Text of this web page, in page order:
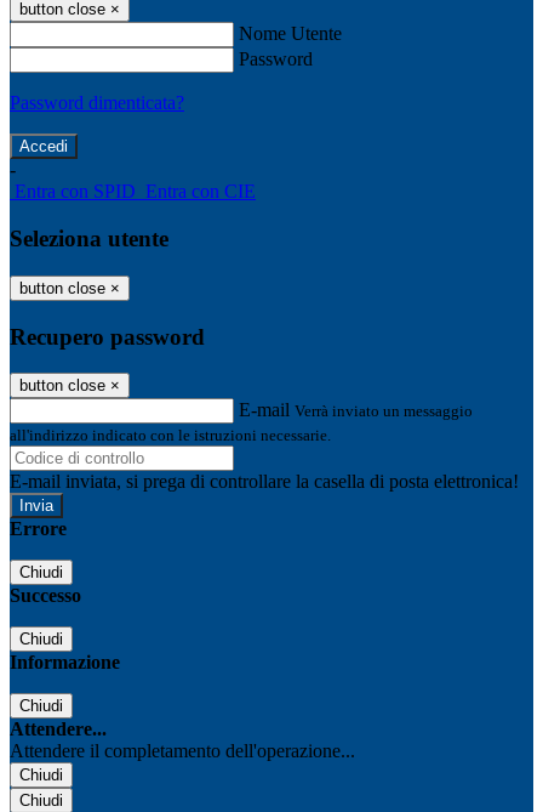
button close ×
Nome Utente
Password
Password dimenticata?
-
Entra con SPID Entra con CIE
Seleziona utente
button close ×
Recupero password
button close ×
E-mail Verrà inviato un messaggio
all'indirizzo indicato con le istruzioni necessarie.
E-mail inviata, si prega di controllare la casella di posta elettronica!
Errore
Chiudi
Successo
Chiudi
Informazione
Chiudi
Attendere...
Attendere il completamento dell'operazione...
Chiudi
Chiudi